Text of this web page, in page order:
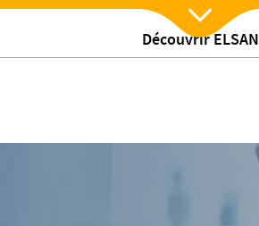
Découvrir ELSAN
Nx:Afficher menu